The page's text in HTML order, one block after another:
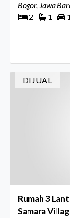
Bogor, Jawa
2
1 1
DIJUAL
Rumah 3
Samara